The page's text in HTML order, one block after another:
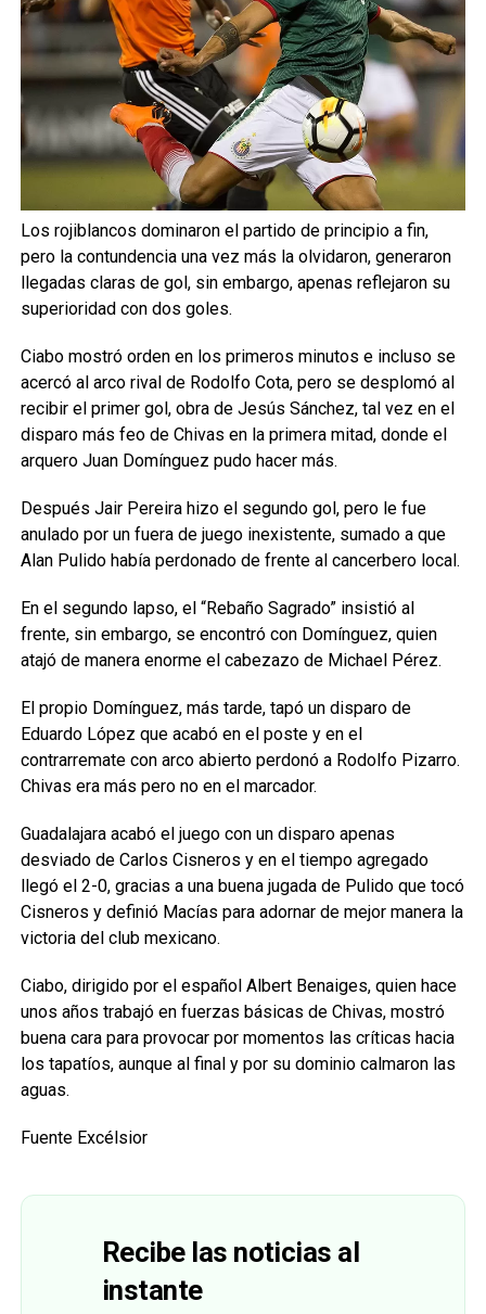
Los rojiblancos dominaron el partido de principio a fin,
pero la contundencia una vez más la olvidaron, generaron
llegadas claras de gol, sin embargo, apenas reflejaron su
superioridad con dos goles.
Ciabo mostró orden en los primeros minutos e incluso se
acercó al arco rival de Rodolfo Cota, pero se desplomó al
recibir el primer gol, obra de Jesús Sánchez, tal vez en el
disparo más feo de Chivas en la primera mitad, donde el
arquero Juan Domínguez pudo hacer más.
Después Jair Pereira hizo el segundo gol, pero le fue
anulado por un fuera de juego inexistente, sumado a que
Alan Pulido había perdonado de frente al cancerbero local.
En el segundo lapso, el “Rebaño Sagrado” insistió al
frente, sin embargo, se encontró con Domínguez, quien
atajó de manera enorme el cabezazo de Michael Pérez.
El propio Domínguez, más tarde, tapó un disparo de
Eduardo López que acabó en el poste y en el
contrarremate con arco abierto perdonó a Rodolfo Pizarro.
Chivas era más pero no en el marcador.
Guadalajara acabó el juego con un disparo apenas
desviado de Carlos Cisneros y en el tiempo agregado
llegó el 2-0, gracias a una buena jugada de Pulido que tocó
Cisneros y definió Macías para adornar de mejor manera la
victoria del club mexicano.
Ciabo, dirigido por el español Albert Benaiges, quien hace
unos años trabajó en fuerzas básicas de Chivas, mostró
buena cara para provocar por momentos las críticas hacia
los tapatíos, aunque al final y por su dominio calmaron las
aguas.
Fuente Excélsior
Recibe las noticias al
instante